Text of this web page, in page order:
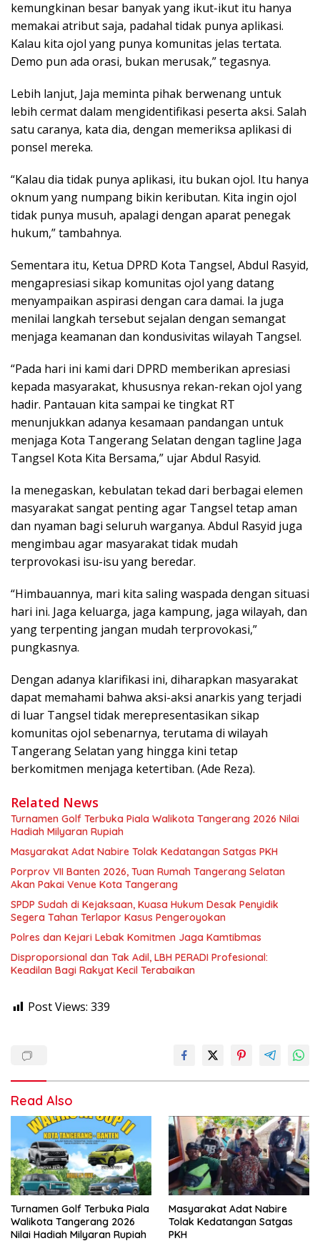
kemungkinan besar banyak yang ikut-ikut itu hanya
memakai atribut saja, padahal tidak punya aplikasi.
Kalau kita ojol yang punya komunitas jelas tertata.
Demo pun ada orasi, bukan merusak,” tegasnya.
Lebih lanjut, Jaja meminta pihak berwenang untuk
lebih cermat dalam mengidentifikasi peserta aksi. Salah
satu caranya, kata dia, dengan memeriksa aplikasi di
ponsel mereka.
“Kalau dia tidak punya aplikasi, itu bukan ojol. Itu hanya
oknum yang numpang bikin keributan. Kita ingin ojol
tidak punya musuh, apalagi dengan aparat penegak
hukum,” tambahnya.
Sementara itu, Ketua DPRD Kota Tangsel, Abdul Rasyid,
mengapresiasi sikap komunitas ojol yang datang
menyampaikan aspirasi dengan cara damai. Ia juga
menilai langkah tersebut sejalan dengan semangat
menjaga keamanan dan kondusivitas wilayah Tangsel.
“Pada hari ini kami dari DPRD memberikan apresiasi
kepada masyarakat, khususnya rekan-rekan ojol yang
hadir. Pantauan kita sampai ke tingkat RT
menunjukkan adanya kesamaan pandangan untuk
menjaga Kota Tangerang Selatan dengan tagline Jaga
Tangsel Kota Kita Bersama,” ujar Abdul Rasyid.
Ia menegaskan, kebulatan tekad dari berbagai elemen
masyarakat sangat penting agar Tangsel tetap aman
dan nyaman bagi seluruh warganya. Abdul Rasyid juga
mengimbau agar masyarakat tidak mudah
terprovokasi isu-isu yang beredar.
“Himbauannya, mari kita saling waspada dengan situasi
hari ini. Jaga keluarga, jaga kampung, jaga wilayah, dan
yang terpenting jangan mudah terprovokasi,”
pungkasnya.
Dengan adanya klarifikasi ini, diharapkan masyarakat
dapat memahami bahwa aksi-aksi anarkis yang terjadi
di luar Tangsel tidak merepresentasikan sikap
komunitas ojol sebenarnya, terutama di wilayah
Tangerang Selatan yang hingga kini tetap
berkomitmen menjaga ketertiban. (Ade Reza).
Related News
Turnamen Golf Terbuka Piala Walikota Tangerang 2026 Nilai
Hadiah Milyaran Rupiah
Masyarakat Adat Nabire Tolak Kedatangan Satgas PKH
Porprov VII Banten 2026, Tuan Rumah Tangerang Selatan
Akan Pakai Venue Kota Tangerang
SPDP Sudah di Kejaksaan, Kuasa Hukum Desak Penyidik
Segera Tahan Terlapor Kasus Pengeroyokan
Polres dan Kejari Lebak Komitmen Jaga Kamtibmas
Disproporsional dan Tak Adil, LBH PERADI Profesional:
Keadilan Bagi Rakyat Kecil Terabaikan
Post Views: 339
Read Also
Turnamen Golf Terbuka Piala
Walikota Tangerang 2026
Nilai Hadiah Milyaran Rupiah
Masyarakat Adat Nabire
Tolak Kedatangan Satgas
PKH